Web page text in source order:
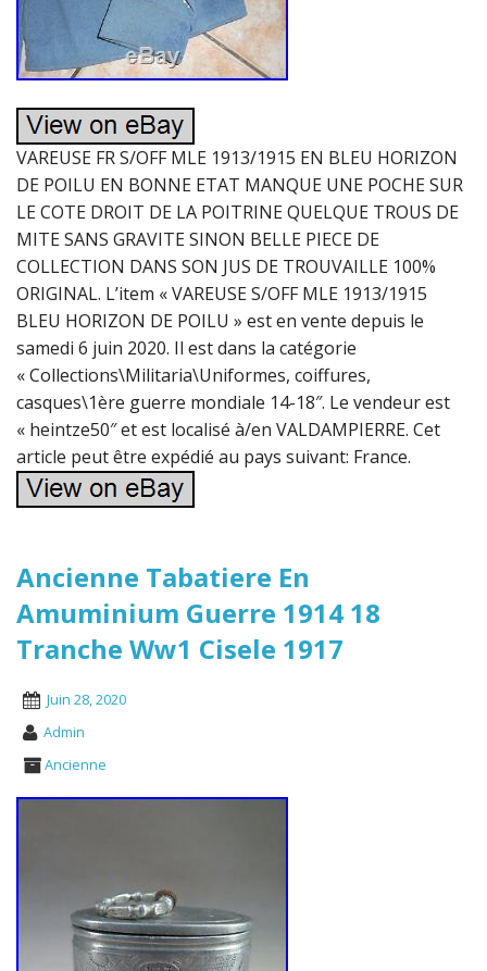
VAREUSE FR S/OFF MLE 1913/1915 EN BLEU HORIZON
DE POILU EN BONNE ETAT MANQUE UNE POCHE SUR
LE COTE DROIT DE LA POITRINE QUELQUE TROUS DE
MITE SANS GRAVITE SINON BELLE PIECE DE
COLLECTION DANS SON JUS DE TROUVAILLE 100%
ORIGINAL. L’item « VAREUSE S/OFF MLE 1913/1915
BLEU HORIZON DE POILU » est en vente depuis le
samedi 6 juin 2020. Il est dans la catégorie
« Collections\Militaria\Uniformes, coiffures,
casques\1ère guerre mondiale 14-18″. Le vendeur est
« heintze50″ et est localisé à/en VALDAMPIERRE. Cet
article peut être expédié au pays suivant: France.
Ancienne Tabatiere En
Amuminium Guerre 1914 18
Tranche Ww1 Cisele 1917
Juin 28, 2020
Admin
Ancienne